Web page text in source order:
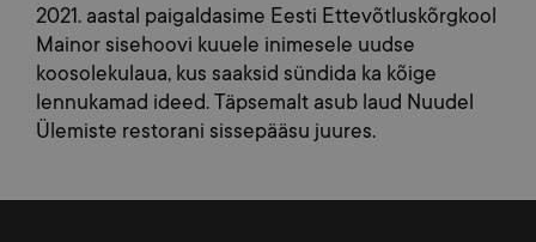
2021. aastal paigaldasime Eesti Ettevõtluskõrgkool
Mainor sisehoovi kuuele inimesele uudse
koosolekulaua, kus saaksid sündida ka kõige
lennukamad ideed. Täpsemalt asub laud Nuudel
Ülemiste restorani sissepääsu juures.
Jalus